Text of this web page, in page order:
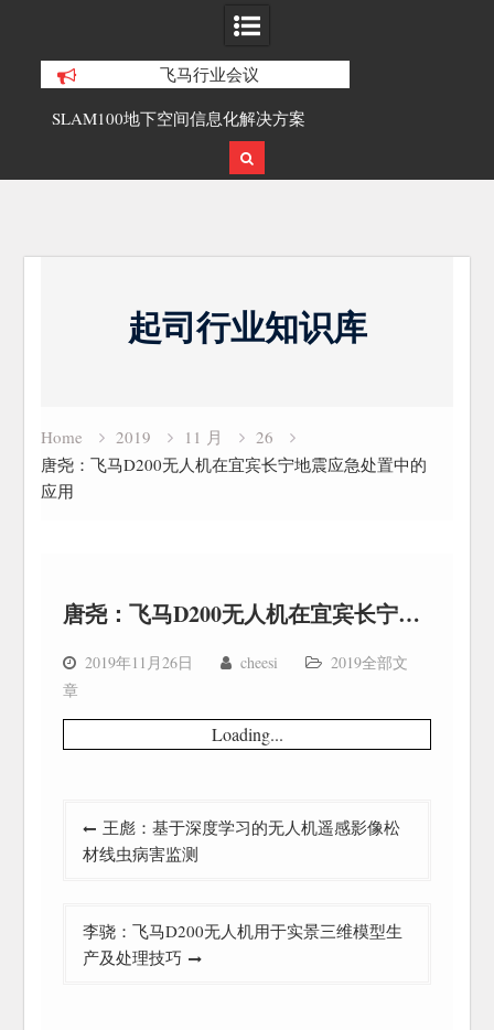
飞马行业会议
SLAM100地下空间信息化解决方案
起司行业知识库
Home 2019 11 月
26
唐尧：飞马D200无人机在宜宾长宁地震应急处置中的
应用
唐尧：飞马D200无人机在宜宾长宁地震应急处置中的应用
2019年11月26日 cheesi
2019全部文
章
Loading...
章
王彪：基于深度学习的无人机遥感影像松
材线虫病害监测
李骁：飞马D200无人机用于实景三维模型生
产及处理技巧